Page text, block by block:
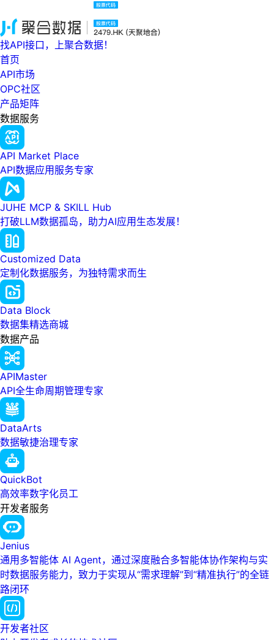
找API接口，上聚合数据！
首页
API市场
OPC社区
产品矩阵
数据服务
API Market Place
API数据应用服务专家
JUHE MCP & SKILL Hub
打破LLM数据孤岛，助力AI应用生态发展！
Customized Data
定制化数据服务，为独特需求而生
Data Block
数据集精选商城
数据产品
APIMaster
API全生命周期管理专家
DataArts
数据敏捷治理专家
QuickBot
高效率数字化员工
开发者服务
Jenius
通用多智能体 AI Agent，通过深度融合多智能体协作架构与实
时数据服务能力，致力于实现从“需求理解”到“精准执行”的全链
路闭环
开发者社区